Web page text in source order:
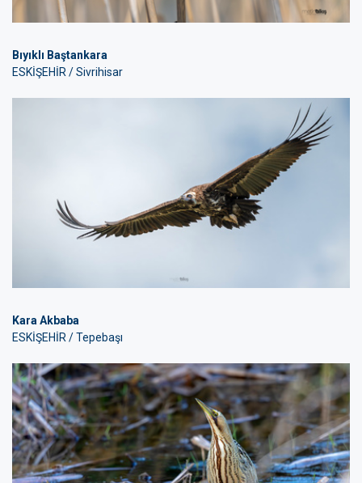
Bıyıklı Baştankara
ESKİŞEHİR / Sivrihisar
Kara Akbaba
ESKİŞEHİR / Tepebaşı